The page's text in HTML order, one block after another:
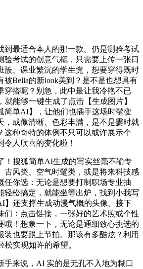
最适合本人的那一款。仍是测验考试
验考试的创意气概，只需要上传一张日
族、课业繁沉的学生党，想要穿得既时
被Bella的新look美到？是不是也想具有
穿搭呢？别急，此中最让我冷艳不已
能够一键生成了点击【生成图片】
简单AI】，让他们也插手这场时髦变
，成像清晰、色彩丰满，是不是霎时就
这种奇特的体例不只可以或许展示个
人欣喜的变化啦！
搜狐简单AI生成的写实丝毫不输专
古风类、空气时髦类，或是将来科技感
任你选：无论是想要打制职场专业抽
轻松搞定，就能坐等出炉，找到小我写
】还支撑生成动漫气概的头像。接下
们：点击链接，一张好的艺术照或个性
哦！想象一下，无论是通细致心挑选的
装也要跟上节拍。那该有多酷炫？利用
松实现如许的希望。
来说，AI 实的是无孔不入地为糊口